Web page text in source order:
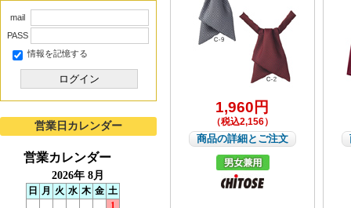
mail
PASS
情報を記憶する
ログイン
営業日カレンダー
1,960円
（税込2,156）
商品の詳細とご注文